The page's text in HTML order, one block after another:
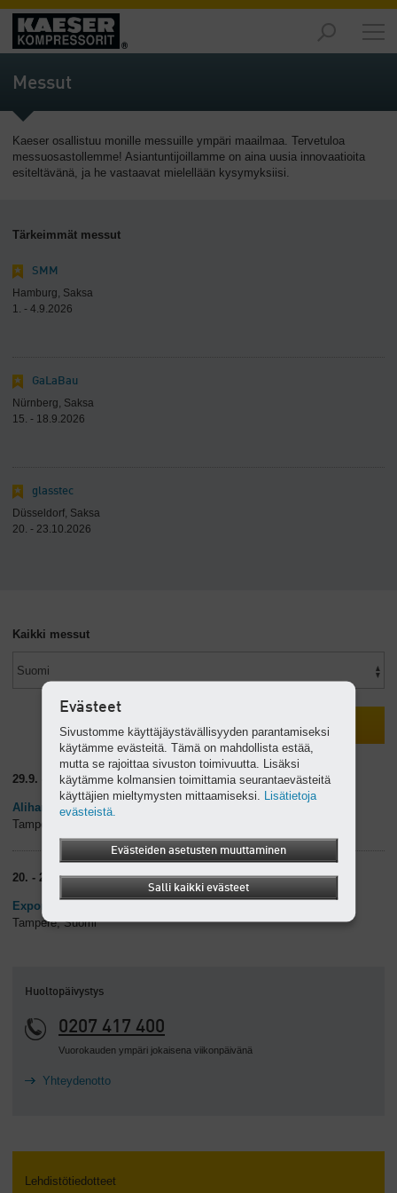
Markkinat
-
Yhteenveto
-
Yhteenveto
Yhteenveto
Palvelut
-
Yhteenveto
-
Yhteenveto
Messut
Kaeser osallistuu monille messuille ympäri maailmaa. Tervetuloa
messuosastollemme! Asiantuntijoillamme on aina uusia innovaatioita
esiteltävänä, ja he vastaavat mielellään kysymyksiisi.
Tärkeimmät messut
SMM
Hamburg, Saksa
1. - 4.9.2026
GaLaBau
Nürnberg, Saksa
15. - 18.9.2026
glasstec
Düsseldorf, Saksa
20. - 23.10.2026
Kaikki messut
29.9. - 1.10.2026
Alihankinta
Tampere, Suomi
20. - 22.10.2026
Expomark
Tampere, Suomi
Huoltopäivystys
0207 417 400
Vuorokauden ympäri jokaisena viikonpäivänä
Yhteydenotto
Lehdistötiedotteet
Evästeet
Sivustomme käyttäjäystävällisyyden parantamiseksi
käytämme evästeitä. Tämä on mahdollista estää,
mutta se rajoittaa sivuston toimivuutta. Lisäksi
käytämme kolmansien toimittamia seurantaevästeitä
käyttäjien mieltymysten mittaamiseksi. Lisätietoja
evästeistä.
Evästeiden asetusten muuttaminen
Salli kaikki evästeet